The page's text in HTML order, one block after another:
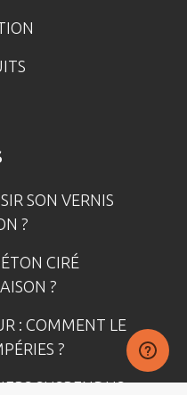
SON VERNIS
?
CIRÉ
?
: COMMENT LE
?
SUSPENDUS